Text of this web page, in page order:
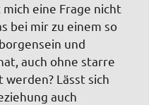
eine Frage nicht
bei mir zu einem so
und
auch ohne starre
Lässt sich
auch